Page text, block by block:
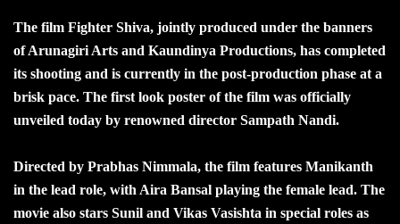
The film Fighter Shiva, jointly produced under the banners
of Arunagiri Arts and Kaundinya Productions, has completed
its shooting and is currently in the post-production phase at a
brisk pace. The first look poster of the film was officially
unveiled today by renowned director Sampath Nandi.
Directed by Prabhas Nimmala, the film features Manikanth
in the lead role, with Aira Bansal playing the female lead. The
movie also stars Sunil and Vikas Vasishta in special roles as